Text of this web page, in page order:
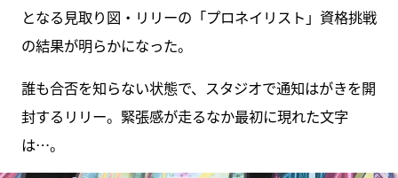
となる見取り図・リリーの「プロネイリスト」資格挑戦
の結果が明らかになった。
誰も合否を知らない状態で、スタジオで通知はがきを開
封するリリー。緊張感が走るなか最初に現れた文字
は…。